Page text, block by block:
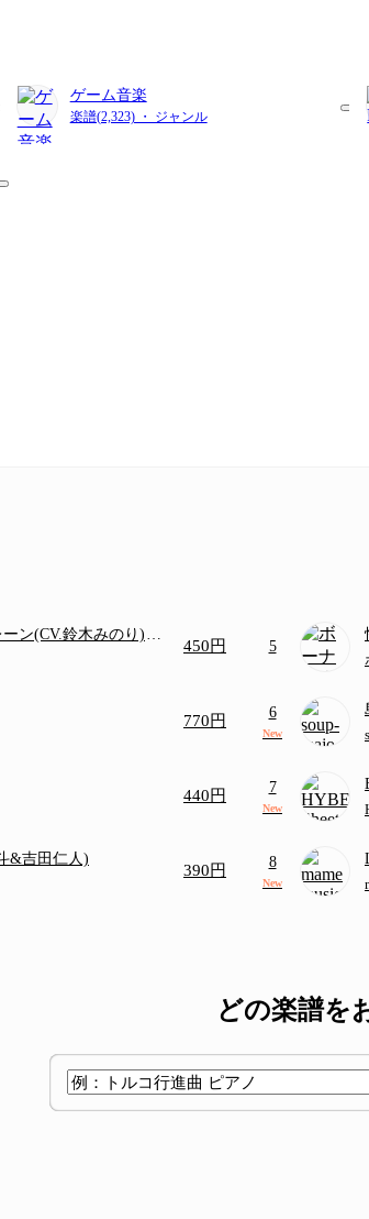
ゲーム音楽
楽譜(2,323) ・ ジャンル
ン(CV.鈴木みのり)
ダル付き/『映画ち
450円
770円
440円
&吉田仁人)
390円
5
6
New
7
New
8
New
どの楽譜を